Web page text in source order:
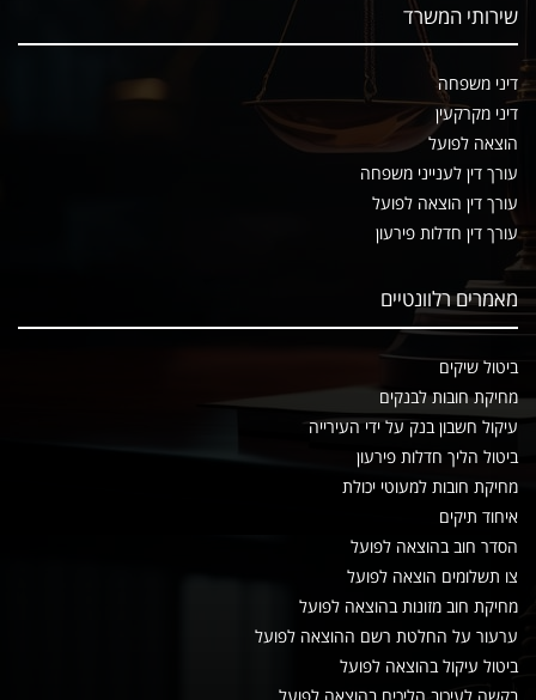
שירותי המשרד
דיני משפחה
דיני מקרקעין
הוצאה לפועל
עורך דין לענייני משפחה
עורך דין הוצאה לפועל
עורך דין חדלות פירעון
מאמרים רלוונטיים
ביטול שיקים
מחיקת חובות לבנקים
עיקול חשבון בנק על ידי העירייה
ביטול הליך חדלות פירעון
מחיקת חובות למעוטי יכולת
איחוד תיקים
הסדר חוב בהוצאה לפועל
צו תשלומים הוצאה לפועל
מחיקת חוב מזונות בהוצאה לפועל
ערעור על החלטת רשם ההוצאה לפועל
ביטול עיקול בהוצאה לפועל